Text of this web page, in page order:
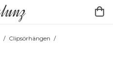
/ Clipsörhängen /